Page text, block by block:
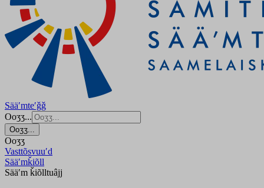
Sääʹmteʹǧǧ
Ooʒʒ...
Ooʒʒ...
Ooʒʒ
Vasttõsvuuʹd
Sääʹmǩiõll
Sääʹm ǩiõlltuâjj